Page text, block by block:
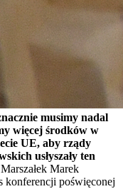
musimy nadal
więcej środków w
UE, aby rządy
usłyszały ten
Marek
konferencji poświęconej